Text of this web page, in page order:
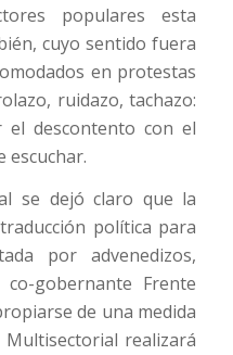
populares esta
cuyo sentido fuera
en protestas
ruidazo, tachazo:
descontento con el
escuchar.
se dejó claro que la
política para
por advenedizos,
gobernante Frente
de una medida
realizará